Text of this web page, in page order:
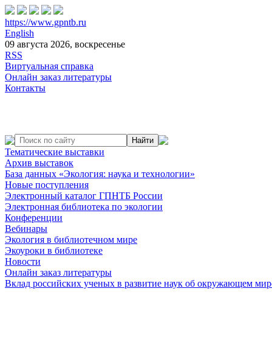
https://www.gpntb.ru
English
09 августа 2026, воскресенье
RSS
Виртуальная справка
Онлайн заказ литературы
Контакты
Тематические выставки
Архив выставок
База данных «Экология: наука и технологии»
Новые поступления
Электронный каталог ГПНТБ России
Электронная библиотека по экологии
Конференции
Вебинары
Экология в библиотечном мире
Экоуроки в библиотеке
Новости
Онлайн заказ литературы
Вклад российских ученых в развитие наук об окружающем